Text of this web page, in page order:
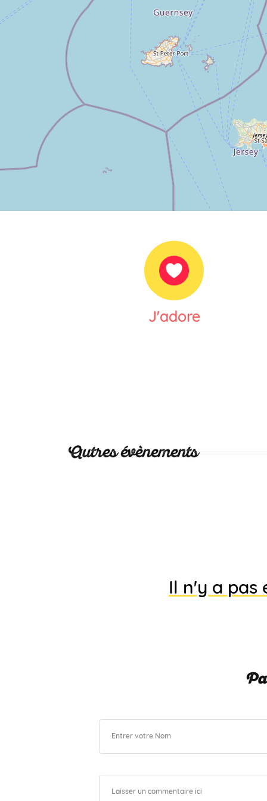
J'adore
Autres évènements
Il n'y a pas